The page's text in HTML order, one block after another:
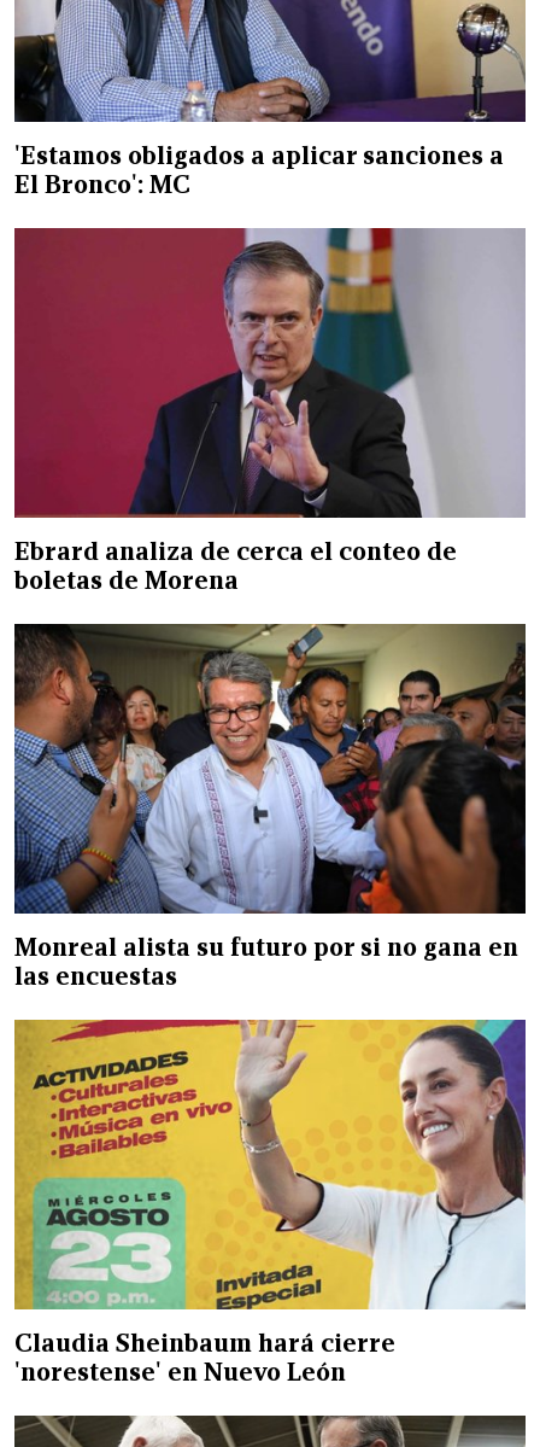
'Estamos obligados a aplicar sanciones a
El Bronco': MC
Ebrard analiza de cerca el conteo de
boletas de Morena
Monreal alista su futuro por si no gana en
las encuestas
Claudia Sheinbaum hará cierre
'norestense' en Nuevo León